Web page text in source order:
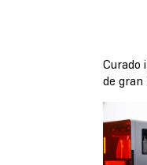
Curado
de